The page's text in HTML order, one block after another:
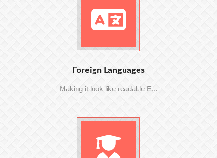
Foreign Languages
Making it look like readable E...